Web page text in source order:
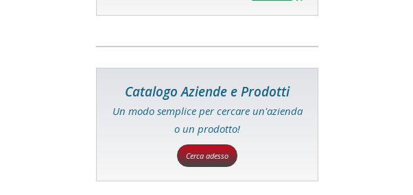
Catalogo Aziende e Prodotti
Un modo semplice per cercare un'azienda
o un prodotto!
Cerca adesso